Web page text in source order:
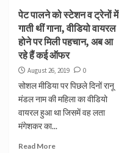
पेट पालने को स्टेशन व ट्रेनों में
गाती थीं गाना, वीडियो वायरल
होने पर मिली पहचान, अब आ
रहे हैं कई ऑफर
August 26, 2019 0
सोशल मीडिया पर पिछले दिनों रानू
मंडल नाम की महिला का वीडियो
वायरल हुआ था जिसमें वह लता
मंगेशकर का...
Read More